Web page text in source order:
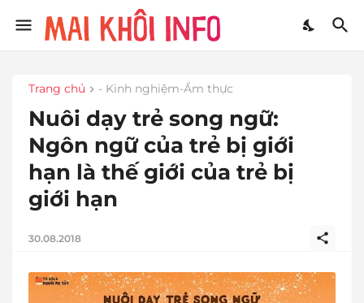
Trang chủ - Kinh nghiệm-Ẩm thực
Nuôi dạy trẻ song ngữ:
Ngôn ngữ của trẻ bị giới
hạn là thế giới của trẻ bị
giới hạn
30.08.2018